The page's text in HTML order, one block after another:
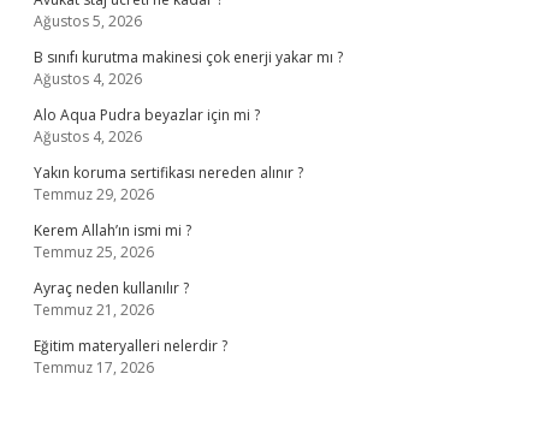
Ağustos 5, 2026
B sınıfı kurutma makinesi çok enerji yakar mı ?
Ağustos 4, 2026
Alo Aqua Pudra beyazlar için mi ?
Ağustos 4, 2026
Yakın koruma sertifikası nereden alınır ?
Temmuz 29, 2026
Kerem Allah’ın ismi mi ?
Temmuz 25, 2026
Ayraç neden kullanılır ?
Temmuz 21, 2026
Eğitim materyalleri nelerdir ?
Temmuz 17, 2026